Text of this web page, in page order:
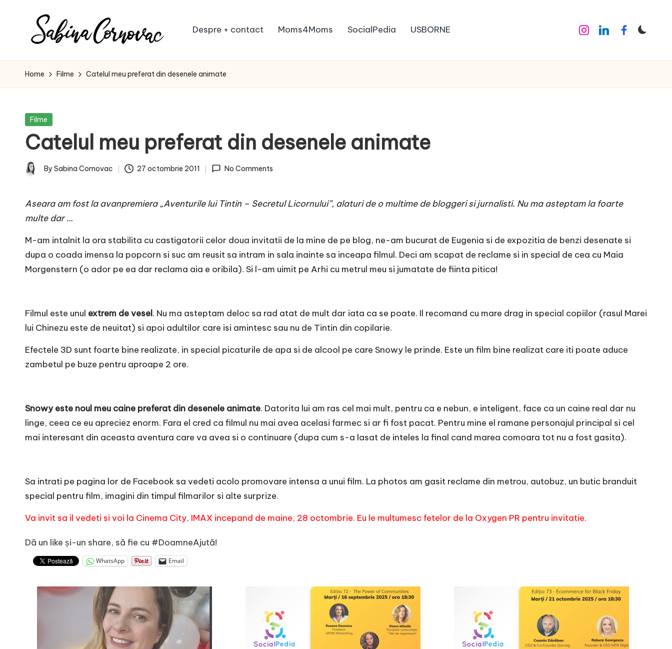
S
a
i
n
a
o
r
n
o
a
c
O
i
n
creator
de
de
16
ani
Despre + contact Moms4Moms SocialPedia USBORNE Instagram
LinkedinFacebook
Home Filme Catelul meu preferat din desenele animate
Posted
Filme
Catelul meu preferat din desenele animate
Posted
By Sabina Cornovac 27 octombrie 2011 No Comments
Aseara am fost la avanpremiera „Aventurile lui Tintin – Secretul Licornului”, alaturi de o multime de bloggeri si jurnalisti. Nu ma asteptam la foarte
multe dar …
M-am intalnit la ora stabilita cu castigatorii celor doua invitatii de la mine de pe blog, ne-am bucurat de Eugenia si de expozitia de benzi desenate si
dupa o coada imensa la popcorn si suc am reusit sa intram in sala inainte sa inceapa filmul. Deci am scapat de reclame si in special de cea cu Maia
Morgenstern (o ador pe ea dar reclama aia e oribila). Si l-am uimit pe Arhi cu metrul meu si jumatate de fiinta pitica!
Filmul este unul extrem de vesel. Nu ma asteptam deloc sa rad atat de mult dar iata ca se poate. Il recomand cu mare drag in special copiilor (rasul Marei
lui Chinezu este de neuitat) si apoi adultilor care isi amintesc sau nu de Tintin din copilarie.
Efectele 3D sunt foarte bine realizate, in special picaturile de apa si de alcool pe care Snowy le prinde. Este un film bine realizat care iti poate aduce
zambetul pe buze pentru aproape 2 ore.
Snowy este noul meu caine preferat din desenele animate. Datorita lui am ras cel mai mult, pentru ca e nebun, e inteligent, face ca un caine real dar nu
linge, ceea ce eu apreciez enorm. Fara el cred ca filmul nu mai avea acelasi farmec si ar fi fost pacat. Pentru mine el ramane personajul principal si cel
mai interesant din aceasta aventura care va avea si o continuare (dupa cum s-a lasat de inteles la final cand marea comoara tot nu a fost gasita).
Sa intrati pe pagina lor de Facebook sa vedeti acolo promovare intensa a unui film. La photos am gasit reclame din metrou, autobuz, un butic branduit
special pentru film, imagini din timpul filmarilor si alte surprize.
Va invit sa il vedeti si voi la Cinema City, IMAX incepand de maine, 28 octombrie. Eu le multumesc fetelor de la Oxygen PR pentru invitatie.
Dă un like și-un share, să fie cu #DoamneAjută!
WhatsApp Email